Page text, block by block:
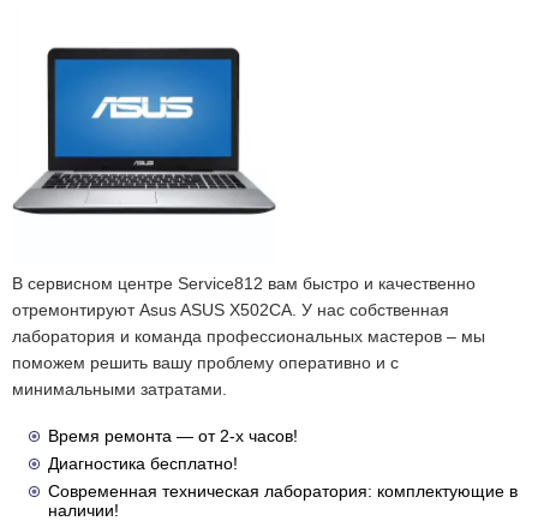
В сервисном центре Service812 вам быстро и качественно
отремонтируют Asus ASUS X502CA. У нас собственная
лаборатория и команда профессиональных мастеров – мы
поможем решить вашу проблему оперативно и с
минимальными затратами.
Время ремонта — от 2-х часов!
Диагностика бесплатно!
Современная техническая лаборатория: комплектующие в
наличии!